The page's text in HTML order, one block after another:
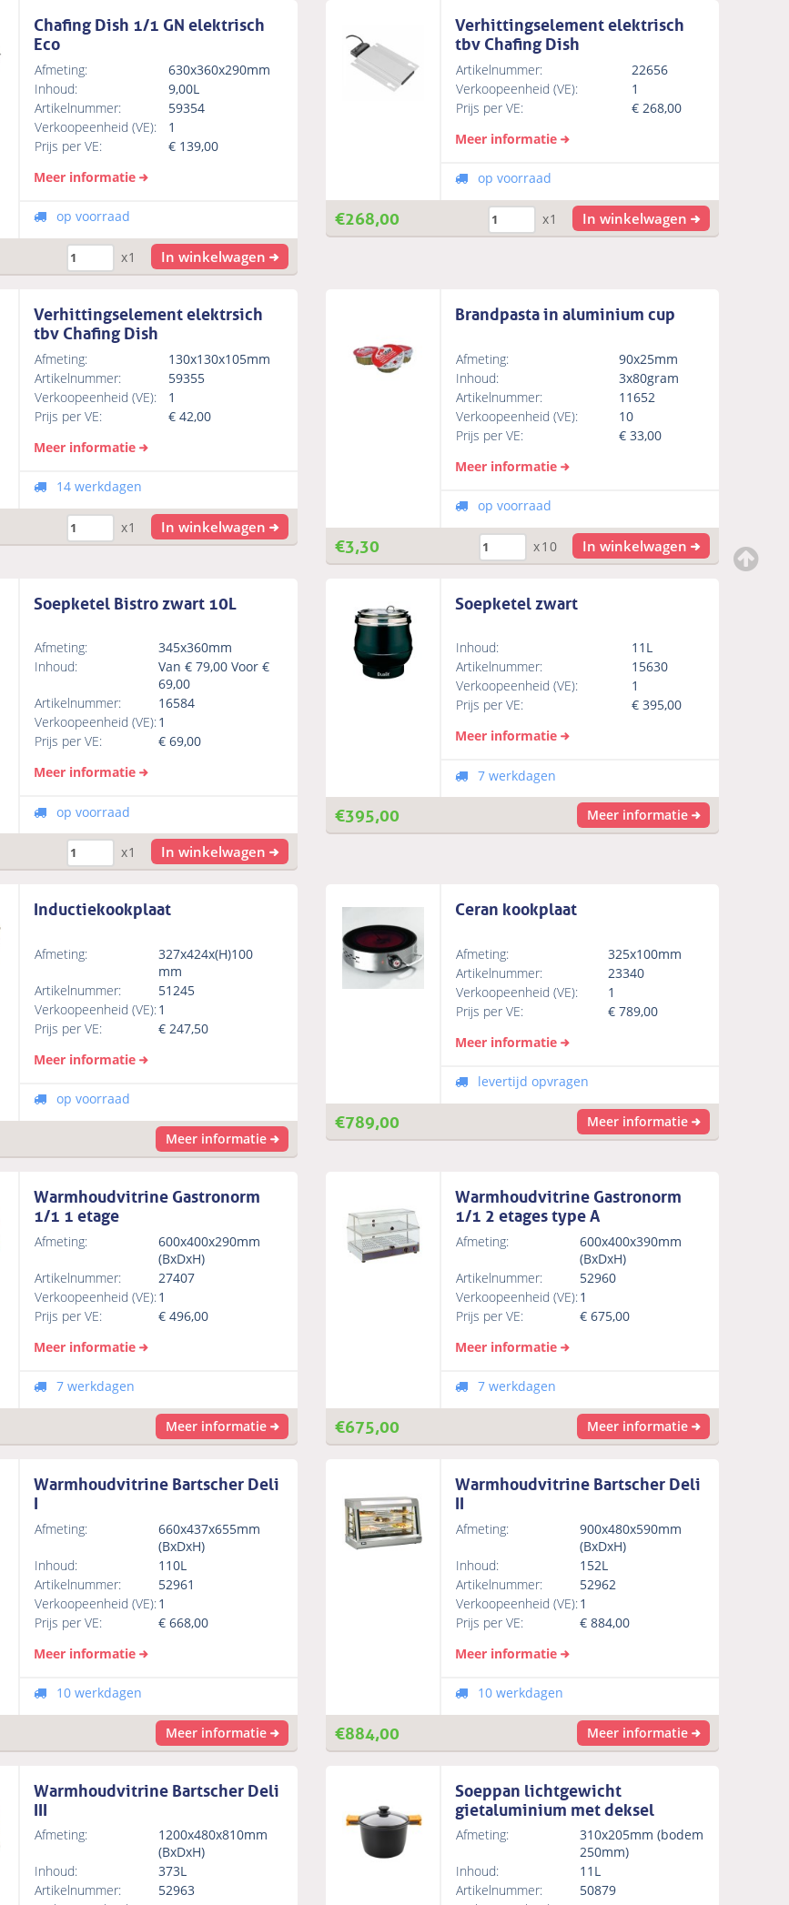
Chafing Dish 1/1 GN elektrisch
Eco
Afmeting:
630x360x290mm
Inhoud:
9,00L
Artikelnummer:
59354
Verkoopeenheid (VE):
1
Prijs per VE:
€ 139,00
Meer informatie
op voorraad
x1 In winkelwagen
Verhittingselement elektrisch
tbv Chafing Dish
Artikelnummer:
22656
Verkoopeenheid (VE):
1
Prijs per VE:
€ 268,00
Meer informatie
op voorraad
€268,00 x1 In winkelwagen
Verhittingselement elektrsich
tbv Chafing Dish
Afmeting:
130x130x105mm
Artikelnummer:
59355
Verkoopeenheid (VE):
1
Prijs per VE:
€ 42,00
Meer informatie
14 werkdagen
x1 In winkelwagen
Brandpasta in aluminium cup
Afmeting:
90x25mm
Inhoud:
3x80gram
Artikelnummer:
11652
Verkoopeenheid (VE):
10
Prijs per VE:
€ 33,00
Meer informatie
op voorraad
€3,30 x10 In winkelwagen
Soepketel Bistro zwart 10L
Afmeting:
345x360mm
Inhoud:
Van € 79,00 Voor €
69,00
Artikelnummer:
16584
Verkoopeenheid (VE):1
Prijs per VE:
€ 69,00
Meer informatie
op voorraad
x1 In winkelwagen
Soepketel zwart
Inhoud:
11L
Artikelnummer:
15630
Verkoopeenheid (VE):
1
Prijs per VE:
€ 395,00
Meer informatie
7 werkdagen
€395,00 Meer informatie
Inductiekookplaat
Afmeting:
327x424x(H)100
mm
Artikelnummer:
51245
Verkoopeenheid (VE):1
Prijs per VE:
€ 247,50
Meer informatie
op voorraad
Meer informatie
Ceran kookplaat
Afmeting:
325x100mm
Artikelnummer:
23340
Verkoopeenheid (VE):
1
Prijs per VE:
€ 789,00
Meer informatie
levertijd opvragen
€789,00 Meer informatie
Warmhoudvitrine Gastronorm
1/1 1 etage
Afmeting:
600x400x290mm
(BxDxH)
Artikelnummer:
27407
Verkoopeenheid (VE):1
Prijs per VE:
€ 496,00
Meer informatie
7 werkdagen
Meer informatie
Warmhoudvitrine Gastronorm
1/1 2 etages type A
Afmeting:
600x400x390mm
(BxDxH)
Artikelnummer:
52960
Verkoopeenheid (VE):1
Prijs per VE:
€ 675,00
Meer informatie
7 werkdagen
€675,00 Meer informatie
Warmhoudvitrine Bartscher Deli
I
Afmeting:
660x437x655mm
(BxDxH)
Inhoud:
110L
Artikelnummer:
52961
Verkoopeenheid (VE):1
Prijs per VE:
€ 668,00
Meer informatie
10 werkdagen
Meer informatie
Warmhoudvitrine Bartscher Deli
II
Afmeting:
900x480x590mm
(BxDxH)
Inhoud:
152L
Artikelnummer:
52962
Verkoopeenheid (VE):1
Prijs per VE:
€ 884,00
Meer informatie
10 werkdagen
€884,00 Meer informatie
Warmhoudvitrine Bartscher Deli
III
Afmeting:
1200x480x810mm
(BxDxH)
Inhoud:
373L
Artikelnummer:
52963
Soeppan lichtgewicht
gietaluminium met deksel
Afmeting:
310x205mm (bodem
250mm)
Inhoud:
11L
Artikelnummer:
50879